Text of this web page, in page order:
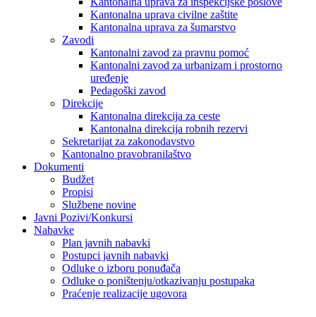
Kantonalna uprava civilne zaštite
Kantonalna uprava za šumarstvo
Zavodi
Kantonalni zavod za pravnu pomoć
Kantonalni zavod za urbanizam i prostorno
uređenje
Pedagoški zavod
Direkcije
Kantonalna direkcija za ceste
Kantonalna direkcija robnih rezervi
Sekretarijat za zakonodavstvo
Kantonalno pravobranilaštvo
Dokumenti
Budžet
Propisi
Službene novine
Javni Pozivi/Konkursi
Nabavke
Plan javnih nabavki
Postupci javnih nabavki
Odluke o izboru ponuđača
Odluke o poništenju/otkazivanju postupaka
Praćenje realizacije ugovora